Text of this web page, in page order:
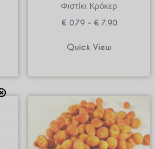
Φιστίκι Κρόκερ
€0.79 – €7.90
Quick View
Price
range:
€ 1.09
through
€ 10.90